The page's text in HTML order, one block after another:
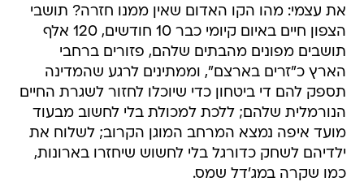
את עצמי: מהו הקו האדום שאין ממנו חזרה? תושבי
הצפון חיים באיום קיומי כבר 10 חודשים, 120 אלף
תושבים מפונים מהבתים שלהם, פזורים ברחבי
הארץ כ"זרים בארצם", וממתינים לרגע שהמדינה
תספק להם די ביטחון כדי שיוכלו לחזור לשגרת החיים
הנורמלית שלהם; ללכת למכולת בלי לחשוב מבעוד
מועד איפה נמצא המרחב המוגן הקרוב; לשלוח את
ילדיהם לשחק כדורגל בלי לחשוש שיחזרו בארונות,
כמו שקרה במג'דל שמס.